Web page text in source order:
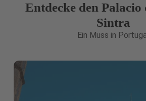
Entdecke den Palacio
Sintra
Ein Muss in